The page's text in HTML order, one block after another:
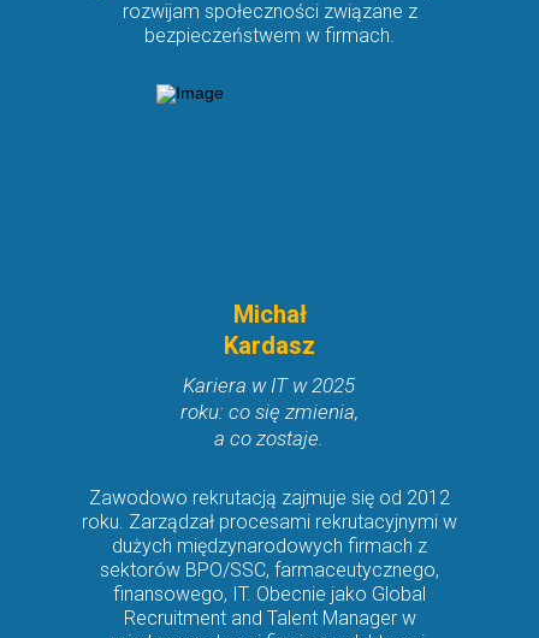
rozwijam społeczności związane z
bezpieczeństwem w firmach.
Zawodowo rekrutacją zajmuje się od 2012
roku. Zarządzał procesami rekrutacyjnymi w
dużych międzynarodowych firmach z
sektorów BPO/SSC, farmaceutycznego,
finansowego, IT. Obecnie jako Global
Recruitment and Talent Manager w
Michał
Kardasz
Kariera w IT w 2025
roku: co się zmienia,
a co zostaje.